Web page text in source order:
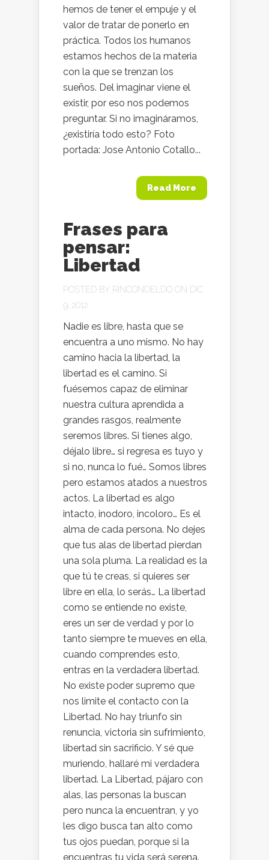
hemos de tener el empuje y el
valor de tratar de ponerlo en
práctica. Todos los humanos
estamos hechos de la materia
con la que se trenzan los
sueños. Del imaginar viene el
existir, por eso nos podemos
preguntar. Si no imagináramos,
¿existiría todo esto? Foto
portada: Jose Antonio Cotallo...
Read More
Frases para
pensar:
Libertad
POSTED BY RINCONDELDO ON DIC
9, 2012
Nadie es libre, hasta que se
encuentra a uno mismo. No hay
camino hacia la libertad, la
libertad es el camino. Si
fuésemos capaz de eliminar
nuestra cultura aprendida a
grandes rasgos, realmente
seremos libres. Si tienes algo,
déjalo libre… si regresa es tuyo y
si no, nunca lo fué… Somos libres
pero estamos atados a nuestros
actos. La libertad es algo
intacto, inodoro, incoloro… Es el
alma de cada persona. No dejes
que tus alas de libertad pierdan
una sola pluma. La realidad es la
que tú te creas, si quieres ser
libre en ella, lo serás… La libertad
como se entiende no existe,
eres un ser de verdad y por lo
tanto siempre te mueves en ella,
cuando comprendes esto,
entras en la verdadera libertad.
No existe poder supremo que
nos limite el contacto con la
Libertad. No hay triunfo sin
renuncia, victoria sin sufrimiento,
libertad sin sacrificio. Y sé que
muriendo, hallaré mi verdadera
libertad. La Libertad, pájaro con
alas, las personas la buscan
pero nunca la encuentran, y yo
les digo busca tan alto como
tus ojos puedan, porque si la
encuentras tu vida será serena.